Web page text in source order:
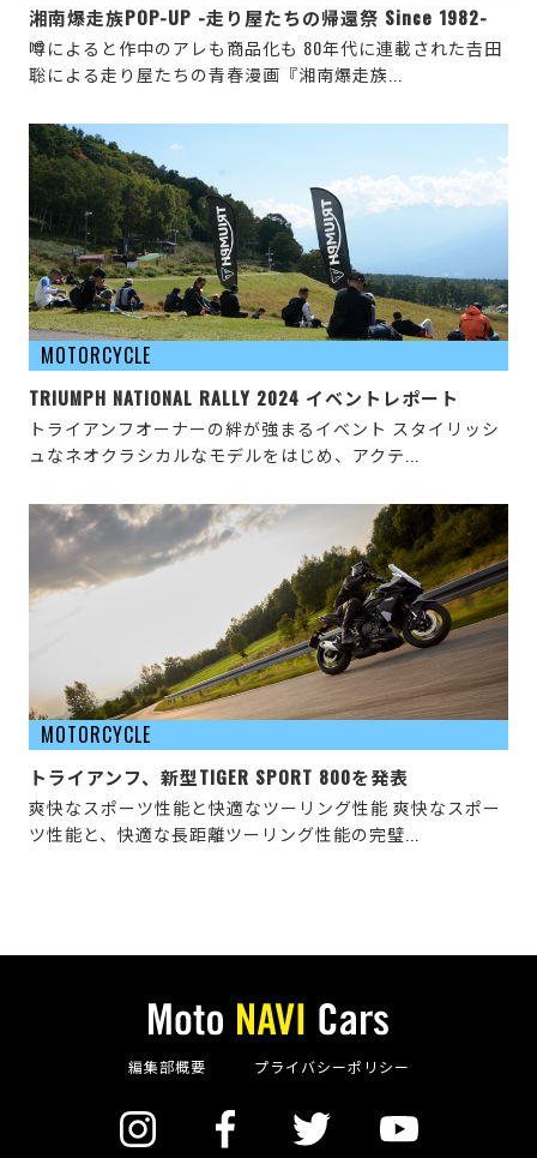
湘南爆走族POP-UP -走り屋たちの帰還祭 Since 1982-
噂によると作中のアレも商品化も 80年代に連載された𠮷田
聡による走り屋たちの青春漫画『湘南爆走族...
MOTORCYCLE
TRIUMPH NATIONAL RALLY 2024 イベントレポート
トライアンフオーナーの絆が強まるイベント スタイリッシ
ュなネオクラシカルなモデルをはじめ、アクテ...
MOTORCYCLE
トライアンフ、新型TIGER SPORT 800を発表
爽快なスポーツ性能と快適なツーリング性能 爽快なスポー
ツ性能と、快適な長距離ツーリング性能の完璧...
編集部概要 プライバシーポリシー